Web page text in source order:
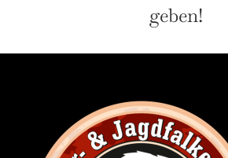
geben!